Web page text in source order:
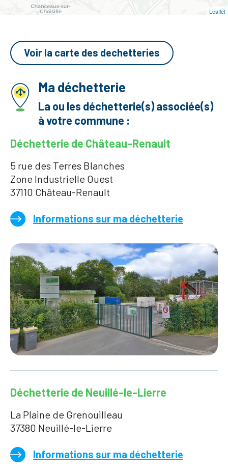
Leaflet
Voir la carte des dechetteries
Ma déchetterie
La ou les déchetterie(s) associée(s)
à votre commune :
Déchetterie de Château-Renault
5 rue des Terres Blanches
Zone Industrielle Ouest
37110 Château-Renault
Informations sur ma déchetterie
Déchetterie de Neuillé-le-Lierre
La Plaine de Grenouilleau
37380 Neuillé-le-Lierre
Informations sur ma déchetterie